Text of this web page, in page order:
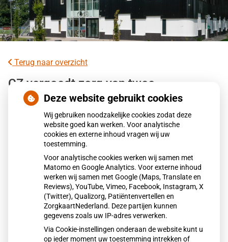
Terug naar overzicht
CZ vergoedt zorg van twee
gespecialiseerde revalidatieartsen niet
meer
Zorgverzekeraar CZ vergoedt sinds 2026 geen zorg meer
van twee gespecialiseerde solo-revalidatieartsen voor
bindweefselziekten. Honderden patiënten zijn hierdoor
gedupeerd. Volgens patiëntenorganisaties is passende
alternatieve zorg niet beschikbaar. Zij roepen op meldingen
te doen bij de Nederlandse Zorgautoriteit.
Lees het hele artikel op: Nationale zorggids
Deze website gebruikt cookies
Wij gebruiken noodzakelijke cookies zodat deze
website goed kan werken. Voor analytische
cookies en externe inhoud vragen wij uw
toestemming.
Voor analytische cookies werken wij samen met
Matomo en Google Analytics. Voor externe inhoud
werken wij samen met Google (Maps, Translate en
Reviews), YouTube, Vimeo, Facebook, Instagram, X
(Twitter), Qualizorg, Patiëntenvertellen en
ZorgkaartNederland. Deze partijen kunnen
gegevens zoals uw IP-adres verwerken.
Via Cookie-instellingen onderaan de website kunt u
op ieder moment uw toestemming intrekken of